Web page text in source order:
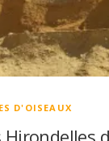
D'OISEAUX